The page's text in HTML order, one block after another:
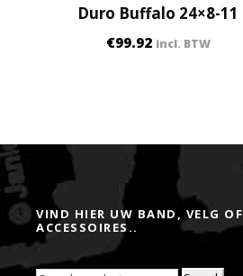
Duro Buffalo 24×8-11
€99.92 incl. BTW
VIND HIER UW BAND, VELG OF
ACCESSOIRES..